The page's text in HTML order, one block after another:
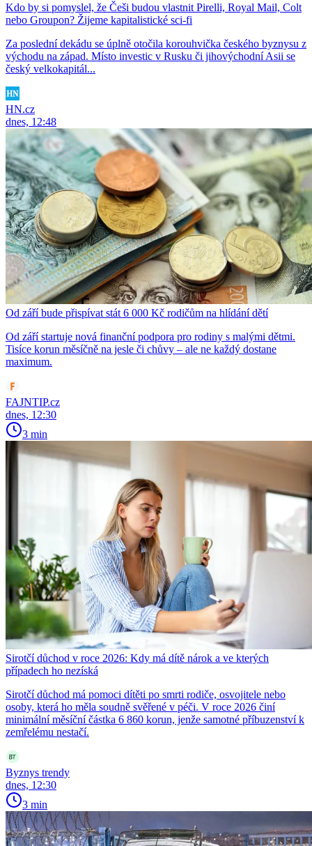
Kdo by si pomyslel, že Češi budou vlastnit Pirelli, Royal Mail, Colt
nebo Groupon? Žijeme kapitalistické sci-fi
Za poslední dekádu se úplně otočila korouhvička českého byznysu z
východu na západ. Místo investic v Rusku či jihovýchodní Asii se
český velkokapitál...
HN.cz
dnes, 12:48
Od září bude přispívat stát 6 000 Kč rodičům na hlídání dětí
Od září startuje nová finanční podpora pro rodiny s malými dětmi.
Tisíce korun měsíčně na jesle či chůvy – ale ne každý dostane
maximum.
FAJNTIP.cz
dnes, 12:30
3 min
Sirotčí důchod v roce 2026: Kdy má dítě nárok a ve kterých
případech ho nezíská
Sirotčí důchod má pomoci dítěti po smrti rodiče, osvojitele nebo
osoby, která ho měla soudně svěřené v péči. V roce 2026 činí
minimální měsíční částka 6 860 korun, jenže samotné příbuzenství k
zemřelému nestačí.
Byznys trendy
dnes, 12:30
3 min